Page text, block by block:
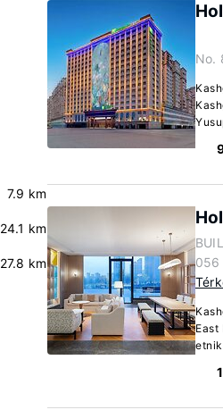
7.9 km
24.1 km
27.8 km
No.
056